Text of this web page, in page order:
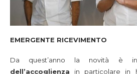
EMERGENTE RICEVIMENTO
Da quest’anno la novità è
dell’accoglienza in particolare in